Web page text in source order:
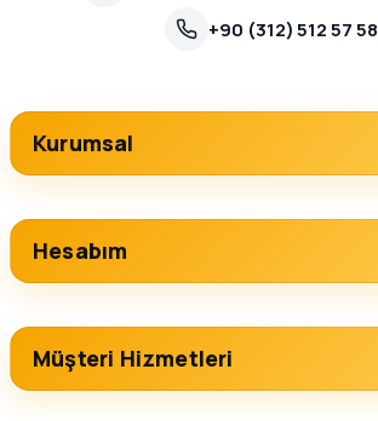
+90 (312) 512 57 58
Kurumsal
Hesabım
Müşteri Hizmetleri